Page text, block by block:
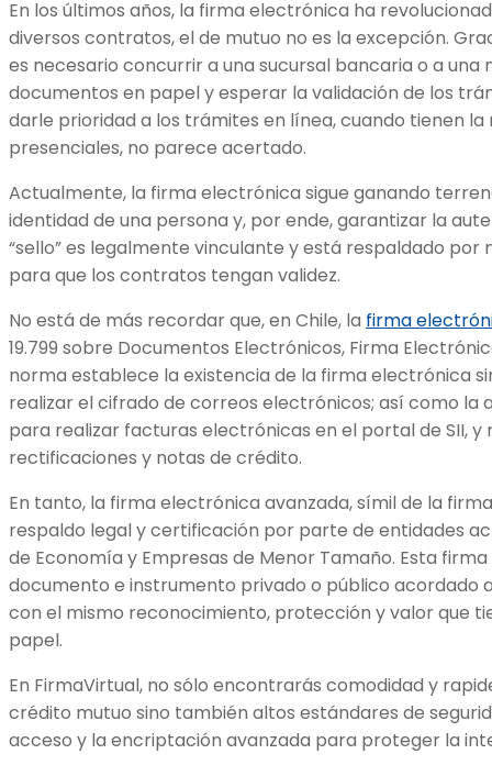
En los últimos años, la firma electrónica ha
diversos contratos, el de mutuo no es la excepción.
es necesario concurrir a una sucursal bancaria o a
documentos en papel y esperar la validación de los
darle prioridad a los trámites en línea, cuando tienen la
presenciales, no parece acertado.
Actualmente, la firma electrónica sigue ganando
identidad de una persona y, por ende, garantizar la
“sello” es legalmente vinculante y está respaldado por
para que los contratos tengan validez.
No está de más recordar que, en Chile, la firma
19.799 sobre Documentos Electrónicos, Firma
norma establece la existencia de la firma electrónica
realizar el cifrado de correos electrónicos; así como la
para realizar facturas electrónicas en el portal de SII, y
rectificaciones y notas de crédito.
En tanto, la firma electrónica avanzada, símil de la
respaldo legal y certificación por parte de entidades
de Economía y Empresas de Menor Tamaño. Esta
documento e instrumento privado o público acordado
con el mismo reconocimiento, protección y valor que
papel.
En FirmaVirtual, no sólo encontrarás comodidad y
crédito mutuo sino también altos estándares de
acceso y la encriptación avanzada para proteger la